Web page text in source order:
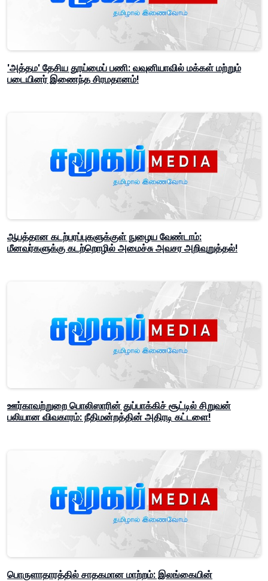
'அத்தம' தேசிய தூய்மைப் பணி: வவுனியாவில் மக்கள் மற்றும்
படையினர் இணைந்த சிரமதானம்!
ஆபத்தான கடற்பரப்புகளுக்குள் நுழைய வேண்டாம்:
மீனவர்களுக்கு கடற்றொழில் அமைச்சு அவசர அறிவுறுத்தல்!
ஊர்காவற்றுறை பொலிஸாரின் துப்பாக்கிச் சூட்டில் சிறுவன்
பலியான விவகாரம்: நீதிமன்றத்தின் அதிரடி கட்டளை!
பொருளாதாரத்தில் சாதகமான மாற்றம்: இலங்கையின்